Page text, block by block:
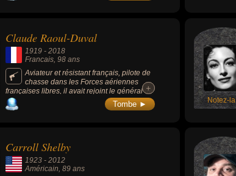
Claude Raoul-Duval
1919 - 2018
Francais , 98 ans
Aviateur et résistant français, pilote de
chasse dans les Forces aériennes
françaises libres, il avait rejoint le général de
Gaulle dès le 22 juin 1940, avait pris part au
Débarquement de Normandie. Il est un
+
+
Tombe ► Notez-
Carroll Shelby
1923 - 2012
Américain , 89 ans